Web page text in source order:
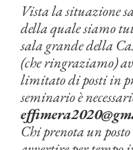
Vista la situazione
della quale siamo
sala grande della
(che ringraziamo)
limitato di posti in
seminario è
Chi prenota un